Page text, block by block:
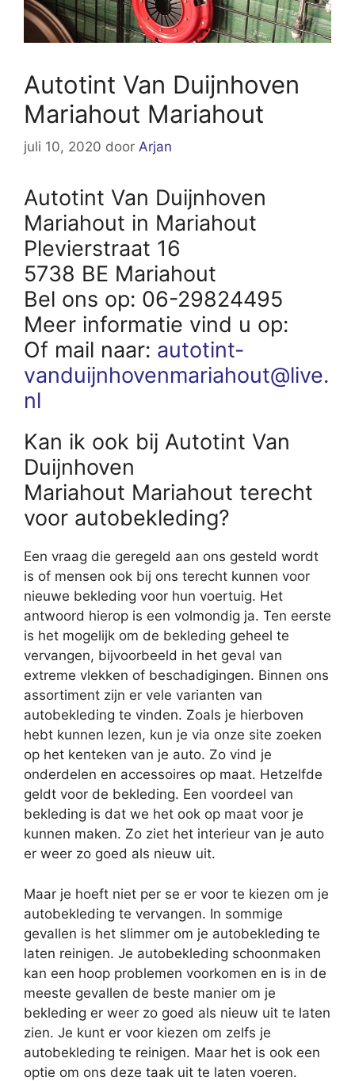
Autotint Van Duijnhoven
Mariahout Mariahout
juli 10, 2020 door Arjan
Autotint Van Duijnhoven
Mariahout in Mariahout
Plevierstraat 16
5738 BE Mariahout
Bel ons op: 06-29824495
Meer informatie vind u op:
Of mail naar: autotint-
vanduijnhovenmariahout@live.
nl
Kan ik ook bij Autotint Van
Duijnhoven
Mariahout Mariahout terecht
voor autobekleding?
Een vraag die geregeld aan ons gesteld wordt
is of mensen ook bij ons terecht kunnen voor
nieuwe bekleding voor hun voertuig. Het
antwoord hierop is een volmondig ja. Ten eerste
is het mogelijk om de bekleding geheel te
vervangen, bijvoorbeeld in het geval van
extreme vlekken of beschadigingen. Binnen ons
assortiment zijn er vele varianten van
autobekleding te vinden. Zoals je hierboven
hebt kunnen lezen, kun je via onze site zoeken
op het kenteken van je auto. Zo vind je
onderdelen en accessoires op maat. Hetzelfde
geldt voor de bekleding. Een voordeel van
bekleding is dat we het ook op maat voor je
kunnen maken. Zo ziet het interieur van je auto
er weer zo goed als nieuw uit.
Maar je hoeft niet per se er voor te kiezen om je
autobekleding te vervangen. In sommige
gevallen is het slimmer om je autobekleding te
laten reinigen. Je autobekleding schoonmaken
kan een hoop problemen voorkomen en is in de
meeste gevallen de beste manier om je
bekleding er weer zo goed als nieuw uit te laten
zien. Je kunt er voor kiezen om zelfs je
autobekleding te reinigen. Maar het is ook een
optie om ons deze taak uit te laten voeren.